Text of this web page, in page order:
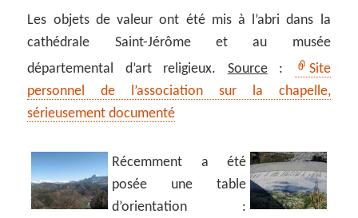
Les objets de valeur ont été mis à l’abri dans la
cathédrale Saint-Jérôme et au musée
départemental d’art religieux. Source:
Site
personnel de l’association sur la chapelle,
sérieusement documenté
Récemment a été
posée une table
d’orientation :